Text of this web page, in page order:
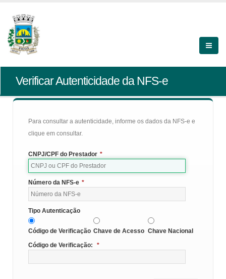
Verificar Autenticidade da NFS-e
Para consultar a autenticidade, informe os dados da NFS-e e
clique em consultar.
CNPJ/CPF do Prestador *
Número da NFS-e *
Tipo Autenticação
Código de Verificação Chave de Acesso Chave Nacional
Código de Verificação:
*